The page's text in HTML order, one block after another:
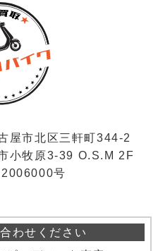
屋市北区三軒町344-2
小牧原3-39 O.S.M 2F
号
わせください